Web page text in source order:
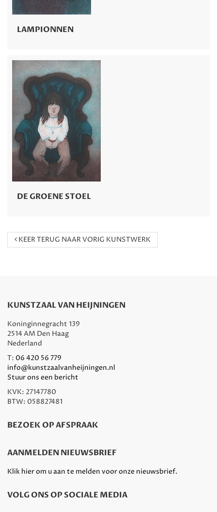
LAMPIONNEN
DE GROENE STOEL
KEER TERUG NAAR VORIG KUNSTWERK
KUNSTZAAL VAN HEIJNINGEN
Koninginnegracht 139
2514 AM Den Haag
Nederland
T: 06 420 56 779
info@kunstzaalvanheijningen.nl
Stuur ons een bericht
KVK: 27147780
BTW: 058827481
BEZOEK OP AFSPRAAK
AANMELDEN NIEUWSBRIEF
Klik hier om u aan te melden voor onze nieuwsbrief.
VOLG ONS OP SOCIALE MEDIA